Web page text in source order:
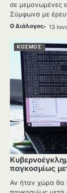
σε μεμονωμένες
Σύμφωνα με
Ο Διάλογος 13
ΚΟΣΜΟΣ
παγκοσμίως
Αν ήταν χώρα θα